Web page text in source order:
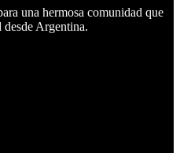
una hermosa comunidad que
Argentina.